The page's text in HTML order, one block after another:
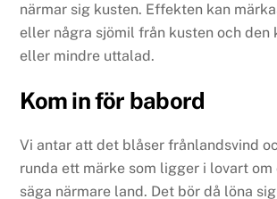
närmar sig kusten. Effekten kan
eller några sjömil från kusten och den
eller mindre uttalad.
Kom in för babord
Vi antar att det blåser frånlandsvind
runda ett märke som ligger i lovart om
säga närmare land. Det bör då löna